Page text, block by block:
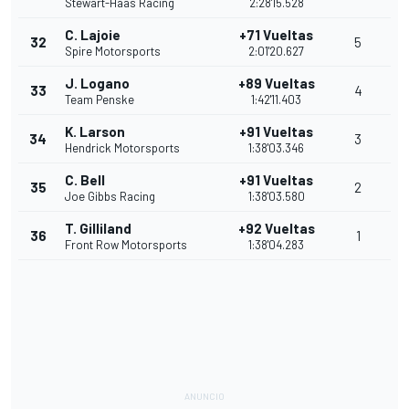
32 C. Lajoie
Spire Motorsports
+71 Vueltas
2:01'20.627
5
33 J. Logano
Team Penske
+89 Vueltas
1:42'11.403
4
34 K. Larson
Hendrick Motorsports
+91 Vueltas
1:38'03.346
3
35 C. Bell
Joe Gibbs Racing
+91 Vueltas
1:38'03.580
2
36 T. Gilliland
Front Row Motorsports
+92 Vueltas
1:38'04.283
1